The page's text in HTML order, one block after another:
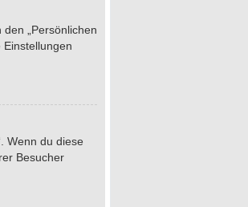
„Persönlichen
Wenn du diese
Besucher